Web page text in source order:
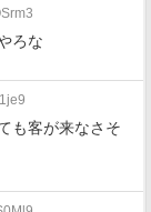
ろな
も客が来なさそ